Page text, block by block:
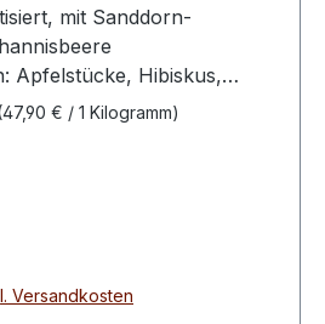
mit Sanddorn-
Apfelstücke, Hibiskus,
Karottenflocken,
€ / 1 Kilogramm)
Versandkosten